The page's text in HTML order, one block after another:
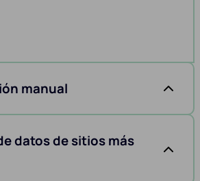
manual
datos de sitios más